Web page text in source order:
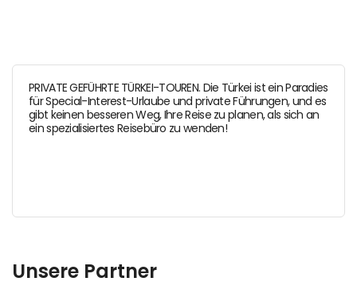
PRIVATE GEFÜHRTE TÜRKEI-TOUREN. Die Türkei ist ein Paradies
für Special-Interest-Urlaube und private Führungen, und es
gibt keinen besseren Weg, Ihre Reise zu planen, als sich an
ein spezialisiertes Reisebüro zu wenden!
Unsere Partner